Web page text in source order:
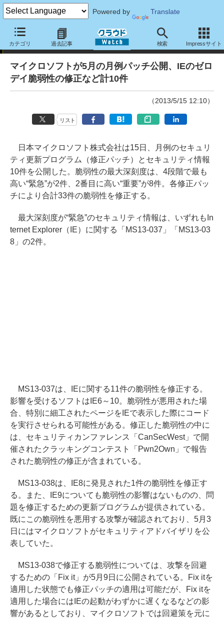
Powered by Translate
カテゴリ 過去記事 検索 Impressサイト
ニュース
マイクロソフトが5月の月例パッチ公開、IEのゼロ
デイ脆弱性の修正など計10件
（2013/5/15 12:10）
リスト
日本マイクロソフト株式会社は15日、月例のセキュリ
ティ更新プログラム（修正パッチ）とセキュリティ情報
10件を公開した。脆弱性の最大深刻度は、4段階で最も
高い“緊急”が2件、2番目に高い“重要”が8件。各修正パッ
チにより合計33件の脆弱性を修正する。
最大深刻度が“緊急”のセキュリティ情報は、いずれもIn
ternet Explorer（IE）に関する「MS13-037」「MS13-03
8」の2件。
MS13-037は、IEに関する11件の脆弱性を修正する。
影響を受けるソフトはIE6～10。脆弱性が悪用された場
合、特別に細工されたページをIEで表示した際にコード
を実行させられる可能性がある。修正した脆弱性の中に
は、セキュリティカンファレンス「CanSecWest」で開
催されたクラッキングコンテスト「Pwn2Own」で報告
された脆弱性の修正が含まれている。
MS13-038は、IE8に発見された1件の脆弱性を修正す
る。また、IE9についても脆弱性の影響はないものの、問
題を修正するための更新プログラムが提供されている。
既にこの脆弱性を悪用する攻撃が確認されており、5月3
日にはマイクロソフトがセキュリティアドバイザリを公
表していた。
MS13-038で修正する脆弱性については、攻撃を回避
するための「Fix it」が5月9日に公開されている。Fix itを
適用した状態でも修正パッチの適用は可能だが、Fix itを
適用した場合にはIEの起動がわずかに遅くなるなどの影
響があるとしており、マイクロソフトでは回避策を元に